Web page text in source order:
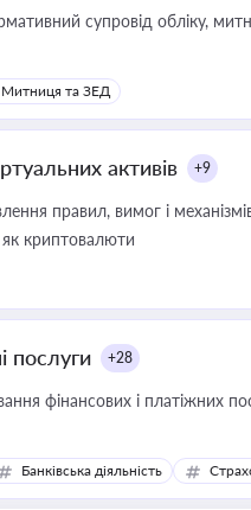
супровід обліку,
Митниця та ЗЕД
активів +9
правил, вимог і
як криптовалюти
послуги +28
і платіжних послуг, управління коштами, приймання платежів та
Банківська діяльність